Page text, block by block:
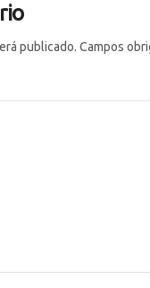
publicado. Campos